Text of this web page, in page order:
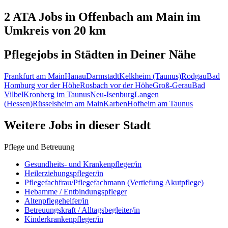
2 ATA Jobs in Offenbach am Main im
Umkreis von 20 km
Pflegejobs in Städten in Deiner Nähe
Frankfurt am MainHanauDarmstadtKelkheim (Taunus)RodgauBad
Homburg vor der HöheRosbach vor der HöheGroß-GerauBad
VilbelKronberg im TaunusNeu-IsenburgLangen
(Hessen)Rüsselsheim am MainKarbenHofheim am Taunus
Weitere Jobs in dieser Stadt
Pflege und Betreuung
Gesundheits- und Krankenpfleger/in
Heilerziehungspfleger/in
Pflegefachfrau/Pflegefachmann (Vertiefung Akutpflege)
Hebamme / Entbindungspfleger
Altenpflegehelfer/in
Betreuungskraft / Alltagsbegleiter/in
Kinderkrankenpfleger/in